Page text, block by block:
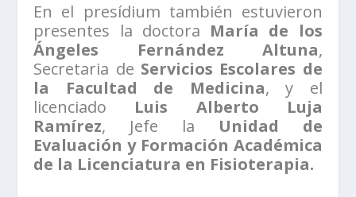
En el presídium también estuvieron
presentes la doctora María de los
Ángeles Fernández Altuna,
Secretaria de Servicios Escolares de
la Facultad de Medicina, y el
licenciado Luis Alberto Luja
Ramírez, Jefe la Unidad de
Evaluación y Formación Académica
de la Licenciatura en Fisioterapia.